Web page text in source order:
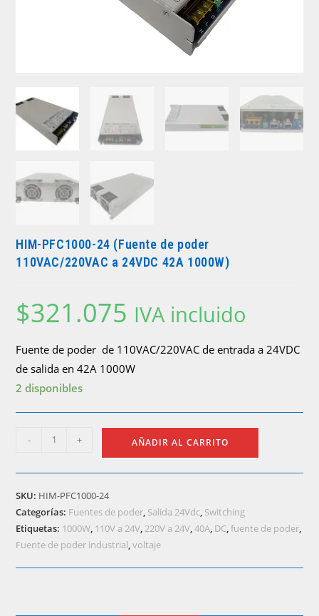
HIM-PFC1000-24 (Fuente de poder
110VAC/220VAC a 24VDC 42A 1000W)
$321.075 IVA incluido
Fuente de poder de 110VAC/220VAC de entrada a 24VDC
de salida en 42A 1000W
2 disponibles
24
de
poder
110VAC/220VAC
- + AÑADIR AL CARRITO
SKU: HIM-PFC1000-24
Categorías: Fuentes de poder, Salida 24Vdc, Switching
Etiquetas: 1000W, 110V a 24V,220V a 24V,40A, DC,fuente de poder,
Fuente de poder industrial,voltaje